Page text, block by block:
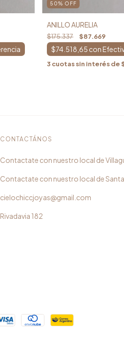
50% OFF
ANILLO AURELIA
$175.337 $87.669
$74.518,65 con
3 cuotas sin interés de
CONTACTÁNOS
cielochiccjoyas@gmail.com
Rivadavia 182